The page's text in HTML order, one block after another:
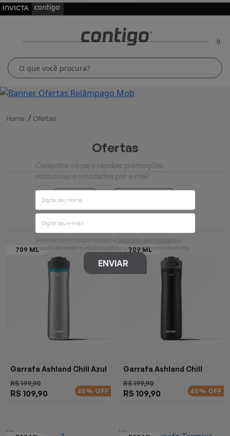
0
Home Ofertas
ofertas
Garrafa Ashland Chill Azul
R$ 199,90
R$ 109,90 45% OFF
Garrafa Ashland Chill
R$ 199,90
R$ 109,90 45% OFF
Cadastre-se para receber promoções
exclusivas e novidades por e-mail
Ao enviar, confirmo que li e aceito a Declaração de Privacidade e
gostaria de receber e-mails marketing e/ou promocionais da Invicta
ENVIAR